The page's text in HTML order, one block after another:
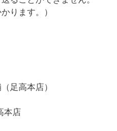
ります。）
足高本店）
本店